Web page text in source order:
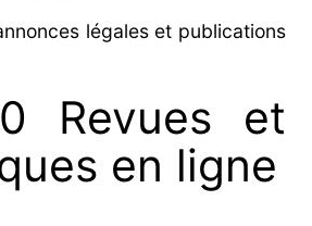
légales et publications
Revues et
en ligne